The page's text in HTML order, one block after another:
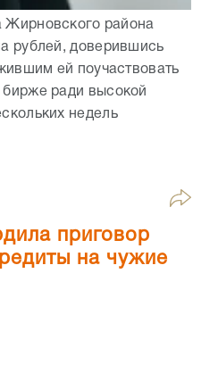
Жирновского района
рублей, доверившись
ей поучаствовать
ради высокой
недель
приговор
на чужие